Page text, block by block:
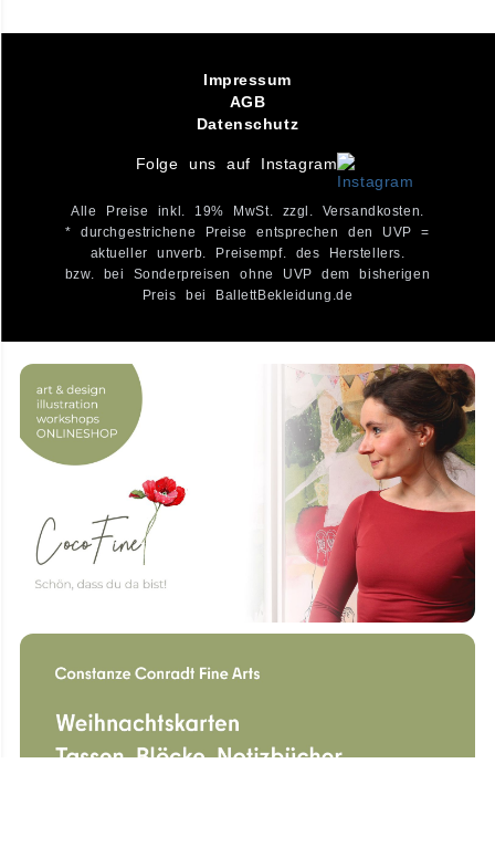
Impressum
AGB
Datenschutz
Folge uns auf Instagram
Alle Preise inkl. 19% MwSt. zzgl. Versandkosten.
* durchgestrichene Preise entsprechen den UVP =
aktueller unverb. Preisempf. des Herstellers.
bzw. bei Sonderpreisen ohne UVP dem bisherigen
Preis bei BallettBekleidung.de